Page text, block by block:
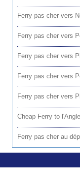
Ferry pas cher vers
Ferry pas cher vers
Ferry pas cher vers
Ferry pas cher vers
Ferry pas cher vers
Cheap Ferry to
Ferry pas cher au